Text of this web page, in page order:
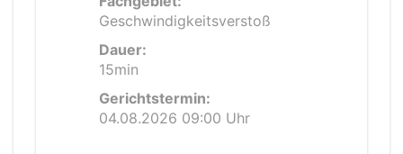
Geschwindigkeitsverstoß
Dauer:
15min
Gerichtstermin:
04.08.2026 09:00 Uhr